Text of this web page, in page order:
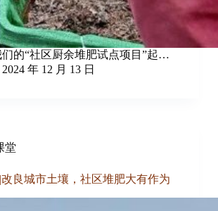
们的“社区厨余堆肥试点项目”起…
2024 年 12 月 13 日
堂
良城市土壤，社区堆肥大有作为